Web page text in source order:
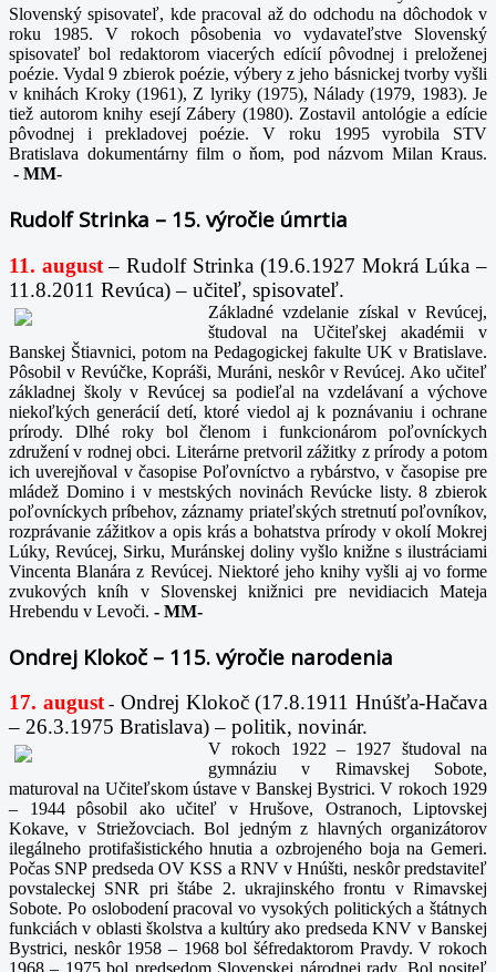
Slovenský spisovateľ, kde pracoval až do odchodu na dôchodok v
roku 1985. V rokoch pôsobenia vo vydavateľstve Slovenský
spisovateľ bol redaktorom viacerých edícií pôvodnej i preloženej
poézie. Vydal 9 zbierok poézie, výbery z jeho básnickej tvorby vyšli
v knihách Kroky (1961), Z lyriky (1975), Nálady (1979, 1983). Je
tiež autorom knihy esejí Zábery (1980). Zostavil antológie a edície
pôvodnej i prekladovej poézie. V roku 1995 vyrobila STV
Bratislava dokumentárny film o ňom, pod názvom Milan Kraus.
- MM-
Rudolf Strinka – 15. výročie úmrtia
11. august – Rudolf Strinka (19.6.1927 Mokrá Lúka –
11.8.2011 Revúca) – učiteľ, spisovateľ.
Základné vzdelanie získal v Revúcej,
študoval na Učiteľskej akadémii v
Banskej Štiavnici, potom na Pedagogickej fakulte UK v Bratislave.
Pôsobil v Revúčke, Kopráši, Muráni, neskôr v Revúcej. Ako učiteľ
základnej školy v Revúcej sa podieľal na vzdelávaní a výchove
niekoľkých generácií detí, ktoré viedol aj k poznávaniu i ochrane
prírody. Dlhé roky bol členom i funkcionárom poľovníckych
združení v rodnej obci. Literárne pretvoril zážitky z prírody a potom
ich uverejňoval v časopise Poľovníctvo a rybárstvo, v časopise pre
mládež Domino i v mestských novinách Revúcke listy. 8 zbierok
poľovníckych príbehov, záznamy priateľských stretnutí poľovníkov,
rozprávanie zážitkov a opis krás a bohatstva prírody v okolí Mokrej
Lúky, Revúcej, Sirku, Muránskej doliny vyšlo knižne s ilustráciami
Vincenta Blanára z Revúcej. Niektoré jeho knihy vyšli aj vo forme
zvukových kníh v Slovenskej knižnici pre nevidiacich Mateja
Hrebendu v Levoči. - MM-
Ondrej Klokoč – 115. výročie narodenia
17. august- Ondrej Klokoč (17.8.1911 Hnúšťa-Hačava
– 26.3.1975 Bratislava) – politik, novinár.
V rokoch 1922 – 1927 študoval na
gymnáziu v Rimavskej Sobote,
maturoval na Učiteľskom ústave v Banskej Bystrici. V rokoch 1929
– 1944 pôsobil ako učiteľ v Hrušove, Ostranoch, Liptovskej
Kokave, v Striežovciach. Bol jedným z hlavných organizátorov
ilegálneho protifašistického hnutia a ozbrojeného boja na Gemeri.
Počas SNP predseda OV KSS a RNV v Hnúšti, neskôr predstaviteľ
povstaleckej SNR pri štábe 2. ukrajinského frontu v Rimavskej
Sobote. Po oslobodení pracoval vo vysokých politických a štátnych
funkciách v oblasti školstva a kultúry ako predseda KNV v Banskej
Bystrici, neskôr 1958 – 1968 bol šéfredaktorom Pravdy. V rokoch